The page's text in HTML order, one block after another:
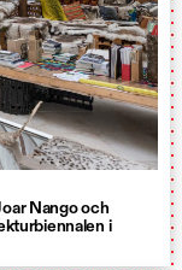
Nango och
i